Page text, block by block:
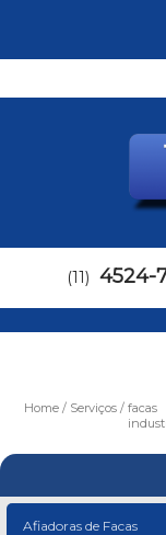
(11) 4524-
Home Serviços
facas
Afiadoras de Facas